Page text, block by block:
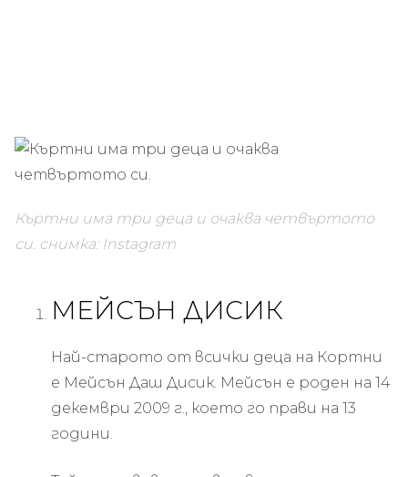
Къртни има три деца и очаква четвъртото
си. снимка: Instagram
МЕЙСЪН ДИСИК
Най-старото от всички деца на Кортни
е Мейсън Даш Дисик. Мейсън е роден на 14
декември 2009 г., което го прави на 13
години.